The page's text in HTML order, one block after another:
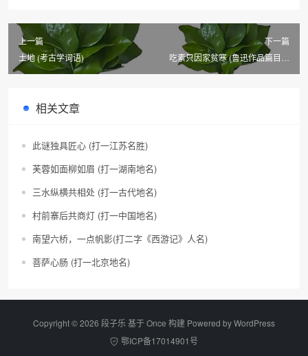
上一篇
土地 (考古学词语)
下一篇
吃素只因家贫寒 (鲁迅作品篇目，
相关文章
此谜独具匠心 (打一江苏名胜)
芙蓉如面柳如眉 (打一湖南地名)
三水纵横共相处 (打一古代地名)
村前寨后共商灯 (打一中国地名)
南望六桥，一点帆影(打二字《西游记》人名)
菩萨心肠 (打一北京地名)
Copyright © 2026 段子乐 基于 Once 构建 Powered byWordPress
鄂ICP备17014901号